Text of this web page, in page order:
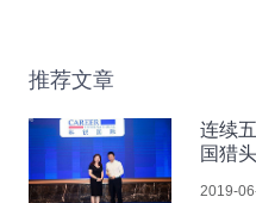
推荐文章
连续
国猎
2019-